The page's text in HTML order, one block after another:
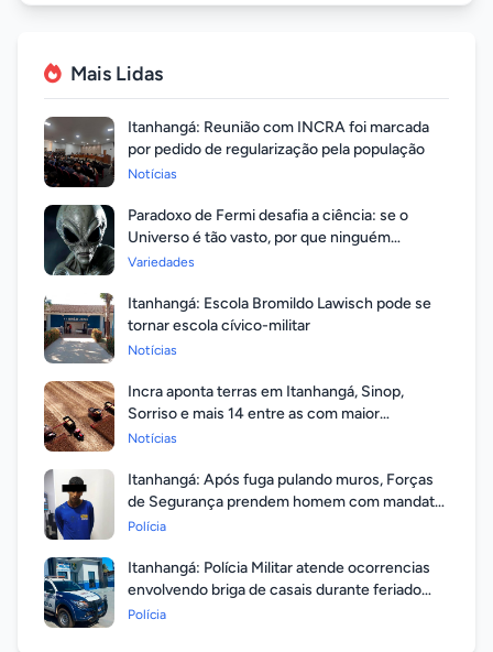
Mais Lidas
Itanhangá: Reunião com INCRA foi marcada
por pedido de regularização pela população
Notícias
Paradoxo de Fermi desafia a ciência: se o
Universo é tão vasto, por que ninguém
respondeu?
Variedades
Itanhangá: Escola Bromildo Lawisch pode se
tornar escola cívico-militar
Notícias
Incra aponta terras em Itanhangá, Sinop,
Sorriso e mais 14 entre as com maior
valorização
Notícias
Itanhangá: Após fuga pulando muros, Forças
de Segurança prendem homem com mandato
em aberto por homicídio
Polícia
Itanhangá: Polícia Militar atende ocorrencias
envolvendo briga de casais durante feriado
prolongado
Polícia